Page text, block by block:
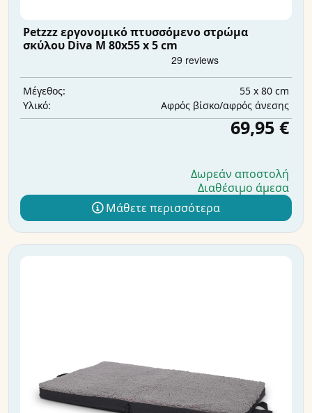
Petzzz εργονομικό πτυσσόμενο στρώμα
σκύλου Diva M 80x55 x 5 cm
Μέγεθος:
55 x 80 cm
Υλικό:
Αφρός βίσκο/αφρός άνεσης
69,95 €
Δωρεάν αποστολή
Διαθέσιμο άμεσα
Μάθετε περισσότερα